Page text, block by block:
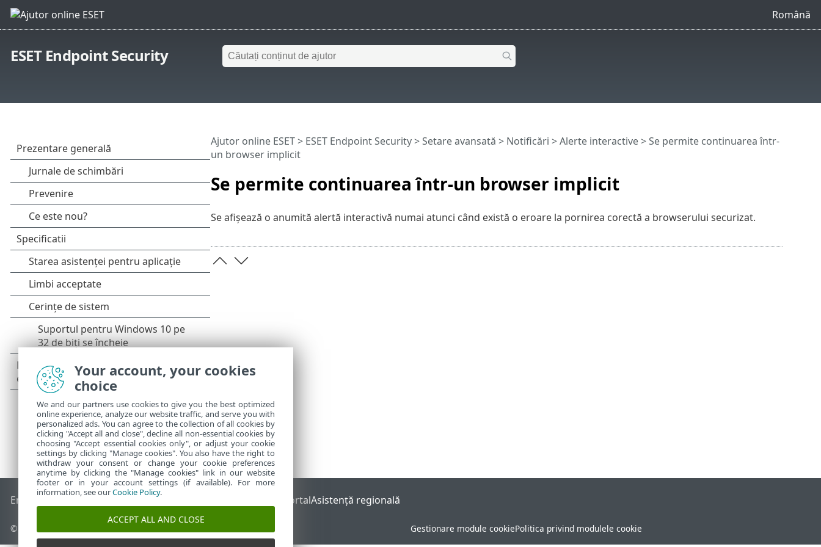
Română
ESET Endpoint Security
Se permite continuarea într-un browser implicit
Ajutor online ESET> ESET Endpoint Security>Setare avansată > Notificări >Alerte interactive> Se permite continuarea într-
un browser implicit
Se afișează o anumită alertă interactivă numai atunci când există o eroare la pornirea corectă a browserului securizat.
End of Life Baza de cunoștințe ESET ESET Status PortalAsistenţă regională
© 1992 - 2026 ESET, spol. s r.o. - Toate drepturile rezervate. Gestionare module cookiePolitica privind modulele cookie
Your account, your cookies
choice
We and our partners use cookies to give you the best optimized
online experience, analyze our website traffic, and serve you with
personalized ads. You can agree to the collection of all cookies by
clicking "Accept all and close", decline all non-essential cookies by
choosing "Accept essential cookies only", or adjust your cookie
settings by clicking "Manage cookies". You also have the right to
withdraw your consent or change your cookie preferences
anytime by clicking the "Manage cookies" link in our website
footer or in your account settings (if available). For more
information, see ourCookie Policy.
ACCEPT ALL AND CLOSE